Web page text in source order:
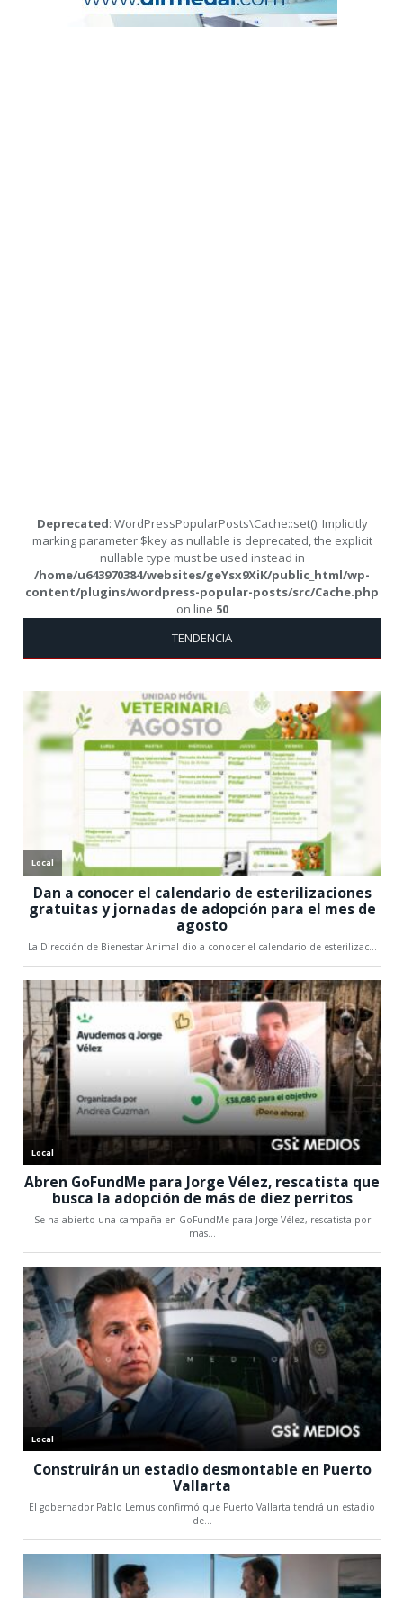
Deprecated: WordPressPopularPosts\Cache::set(): Implicitly
marking parameter $key as nullable is deprecated, the explicit
nullable type must be used instead in
/home/u643970384/websites/geYsx9XiK/public_html/wp-
content/plugins/wordpress-popular-posts/src/Cache.php
on line 50
TENDENCIA